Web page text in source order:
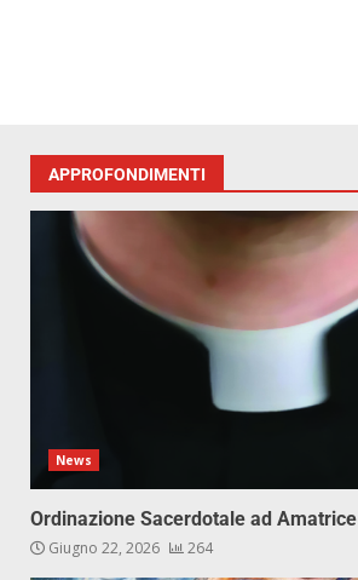
APPROFONDIMENTI
News
Ordinazione Sacerdotale ad Amatrice
Giugno 22, 2026 264